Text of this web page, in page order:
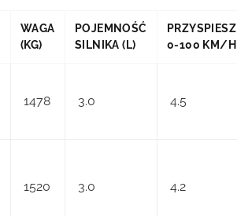
WAGA
(KG)
POJEMNOŚĆ
SILNIKA (L)
0-100 KM/H
1478 3.0 4.5
1520 3.0 4.2